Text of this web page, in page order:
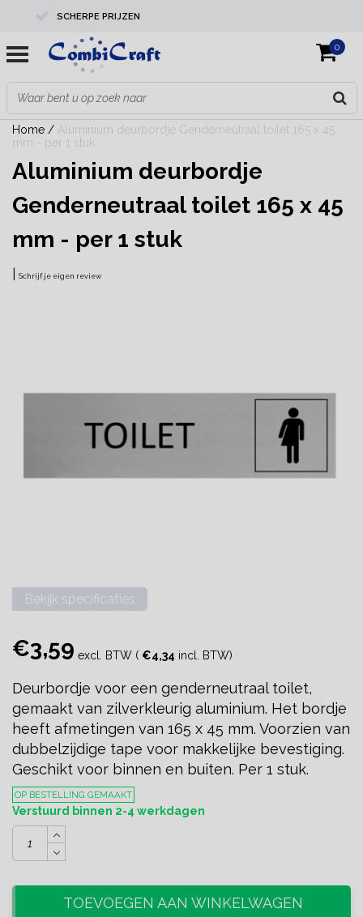
SCHERPE PRIJZEN
PROFESSIONELE KWALITEIT
EXPERTS IN MAATWERK
0
Home / Aluminium deurbordje Genderneutraal toilet 165 x 45
mm - per 1 stuk
Aluminium deurbordje
Genderneutraal toilet 165 x 45
mm - per 1 stuk
Schrijf je eigen review
Bekijk specificaties
€3,59 excl. BTW ( €4,34 incl. BTW)
Deurbordje voor een genderneutraal toilet,
gemaakt van zilverkleurig aluminium. Het bordje
heeft afmetingen van 165 x 45 mm. Voorzien van
dubbelzijdige tape voor makkelijke bevestiging.
Geschikt voor binnen en buiten. Per 1 stuk.
OP BESTELLING GEMAAKT
Verstuurd binnen 2-4 werkdagen
TOEVOEGEN AAN WINKELWAGEN